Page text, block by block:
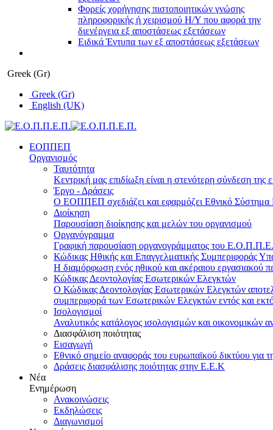
Φορείς χορήγησης πιστοποιητικών γνώσης
πληροφορικής ή χειρισμού Η/Υ που αφορά την
διενέργεια εξ αποστάσεως εξετάσεων
Ειδικά Έντυπα των εξ αποστάσεως εξετάσεων
Greek (Gr)
Greek (Gr)
English (UK)
ΕΟΠΠΕΠ
Οργανισμός
Ταυτότητα
Κεντρική μας επιδίωξη είναι η στενότερη σύνδεση της
Έργο - Δράσεις
Ο ΕΟΠΠΕΠ σχεδιάζει και εφαρμόζει Eθνικό Σύστημα
Διοίκηση
Παρουσίαση διοίκησης και μελών του οργανισμού
Οργανόγραμμα
Γραφική παρουσίαση οργανογράμματος του
Κώδικας Ηθικής και Επαγγελματικής Συμπεριφοράς
Η διαμόρφωση ενός ηθικού και ακέραιου εργασιακού
Κώδικας Δεοντολογίας Εσωτερικών Ελεγκτών
Ο Κώδικας Δεοντολογίας Εσωτερικών Ελεγκτών
συμπεριφορά των Εσωτερικών Ελεγκτών εντός και
Ισολογισμοί
Αναλυτικός κατάλογος ισολογισμών και οικονομικών
Διασφάλιση ποιότητας
Εισαγωγή
Εθνικό σημείο αναφοράς του ευρωπαϊκού δικτύου για
Δράσεις διασφάλισης ποιότητας στην Ε.Ε.Κ
Νέα
Ενημέρωση
Ανακοινώσεις
Εκδηλώσεις
Διαγωνισμοί